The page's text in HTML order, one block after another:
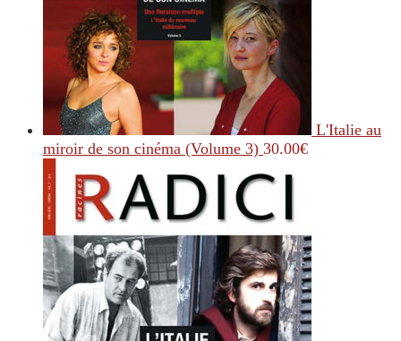
L'Italie au
miroir de son cinéma (Volume 3) 30.00€